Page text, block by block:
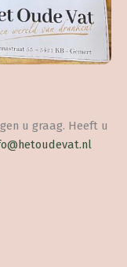
u graag. Heeft u